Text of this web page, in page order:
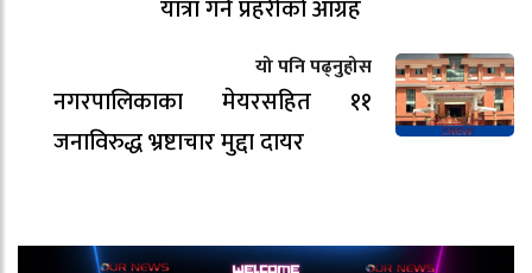
यात्रा गर्न प्रहरीको आग्रह
यो पनि पढ्नुहोस
नगरपालिकाका मेयरसहित ११
जनाविरुद्ध भ्रष्टाचार मुद्दा दायर